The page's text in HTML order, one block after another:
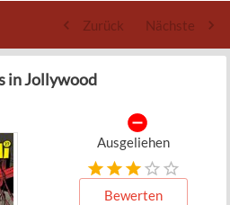
Zurück Nächste
in Jollywood
Ausgeliehen
Bewerten